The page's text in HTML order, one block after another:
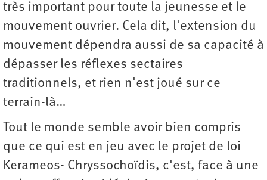
très important pour toute la jeunesse et le
mouvement ouvrier. Cela dit, l'extension du
mouvement dépendra aussi de sa capacité à
dépasser les réflexes sectaires
traditionnels, et rien n'est joué sur ce
terrain-là…
Tout le monde semble avoir bien compris
que ce qui est en jeu avec le projet de loi
Kerameos- Chryssochoïdis, c'est, face à une